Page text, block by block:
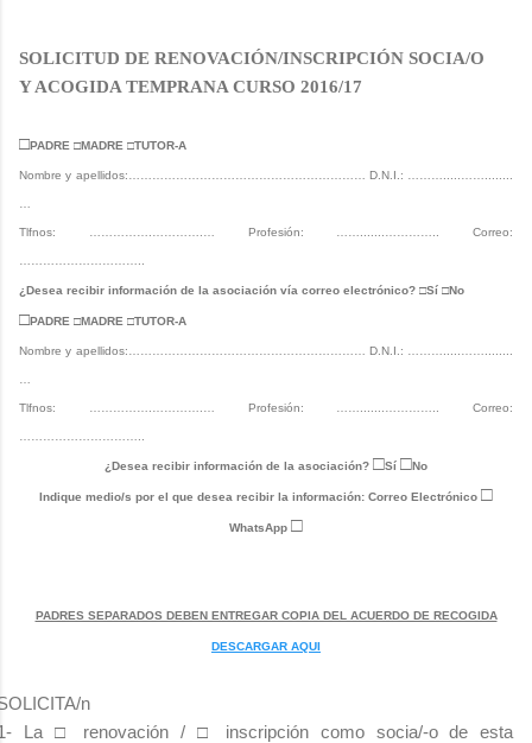
SOLICITUD DE RENOVACIÓN/INSCRIPCIÓN SOCIA/O
Y ACOGIDA TEMPRANA CURSO 2016/17
□PADRE □MADRE □TUTOR-A
Nombre y apellidos:…………………………………………………… D.N.I.: ……….....……........
Tlfnos: …………….………….… Profesión: …….......………….. Correo:
¿Desea recibir información de la asociación vía correo electrónico? □Sí □No
□PADRE □MADRE □TUTOR-A
Nombre y apellidos:…………………………………………………… D.N.I.: ……….....……........
Tlfnos: …………….………….… Profesión: …….......………….. Correo:
¿Desea recibir información de la asociación? □Sí □No
Indique medio/s por el que desea recibir la información: Correo Electrónico □
WhatsApp □
PADRES SEPARADOS DEBEN ENTREGAR COPIA DEL ACUERDO DE RECOGIDA
DESCARGAR AQUI
n
La □ renovación / □ inscripción como socia/-o de esta